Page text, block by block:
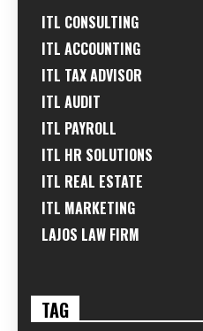
ITL CONSULTING
ITL ACCOUNTING
ITL TAX ADVISOR
ITL AUDIT
ITL PAYROLL
ITL HR SOLUTIONS
ITL REAL ESTATE
ITL MARKETING
LAJOS LAW FIRM
TAG